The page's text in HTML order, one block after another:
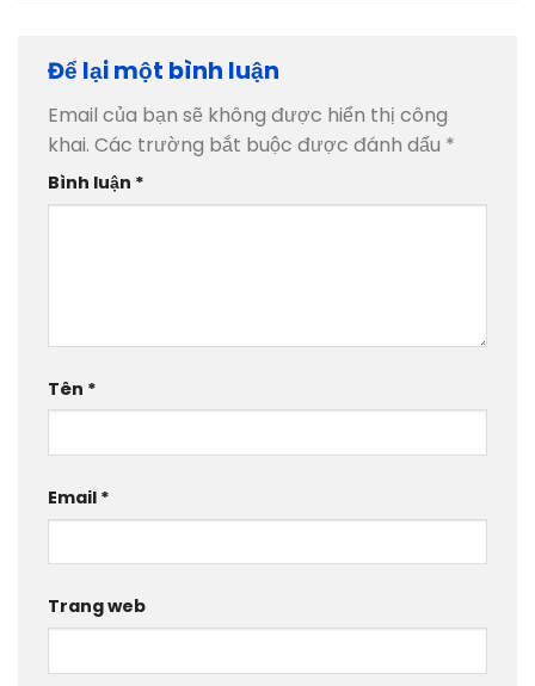
Để lại một bình luận
Email của bạn sẽ không được hiển thị công
khai. Các trường bắt buộc được đánh dấu *
Bình luận *
Tên *
Email *
Trang web